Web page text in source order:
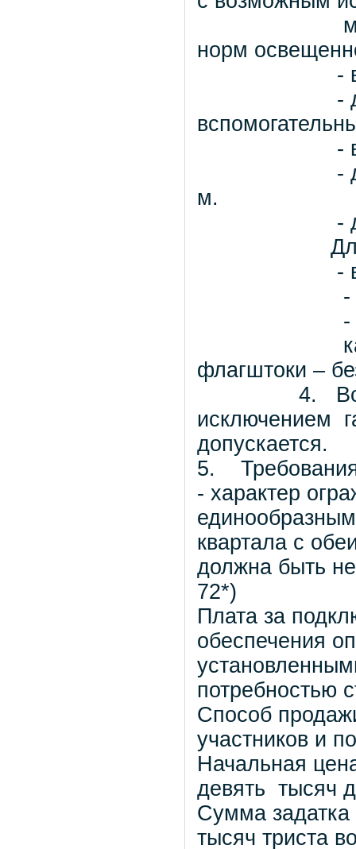
норм
- высота
- до верха
- высота
- до верха
м.
- до
Для
- высота
- до верха
- до
как
флагштоки –
4.
исключением
допускается.
5. Требования
- характер
квартала с
должна быть
72*)
Плата за
обеспечения
потребностью
Способ
участников и
Начальная
девять тысяч
Сумма
тысяч триста